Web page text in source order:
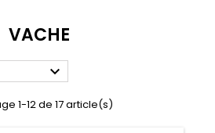
VACHE

1-12 de 17 article(s)